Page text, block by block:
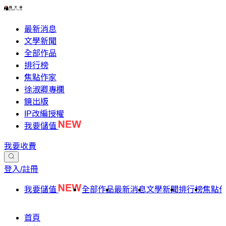
最新消息
文學新聞
全部作品
排行榜
焦點作家
徐淑卿專欄
鏡出版
IP改編授權
我要儲值
我要收費
登入/註冊
我要儲值 全部作品最新消息文學新聞排行榜焦點
首頁